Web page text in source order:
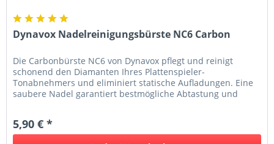
Dynavox Nadelreinigungsbürste NC6 Carbon
Die Carbonbürste NC6 von Dynavox pflegt und reinigt
schonend den Diamanten Ihres Plattenspieler-
Tonabnehmers und eliminiert statische Aufladungen. Eine
saubere Nadel garantiert bestmögliche Abtastung und
5,90 € *